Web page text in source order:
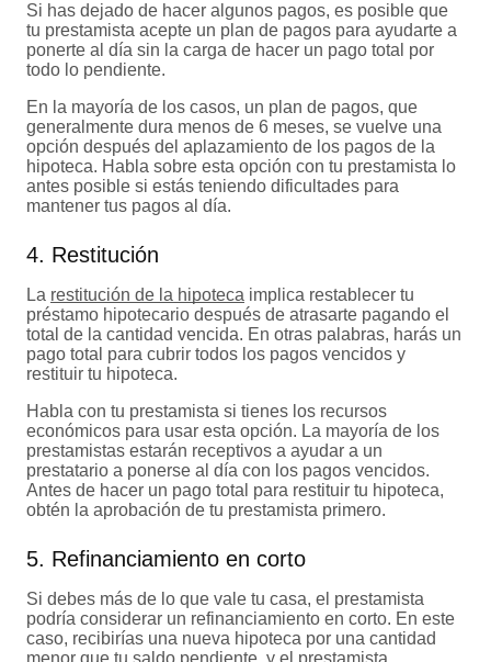
Si has dejado de hacer algunos pagos, es posible que
tu prestamista acepte un plan de pagos para ayudarte a
ponerte al día sin la carga de hacer un pago total por
todo lo pendiente.
En la mayoría de los casos, un plan de pagos, que
generalmente dura menos de 6 meses, se vuelve una
opción después del aplazamiento de los pagos de la
hipoteca. Habla sobre esta opción con tu prestamista lo
antes posible si estás teniendo dificultades para
mantener tus pagos al día.
4. Restitución
La restitución de la hipoteca implica restablecer tu
préstamo hipotecario después de atrasarte pagando el
total de la cantidad vencida. En otras palabras, harás un
pago total para cubrir todos los pagos vencidos y
restituir tu hipoteca.
Habla con tu prestamista si tienes los recursos
económicos para usar esta opción. La mayoría de los
prestamistas estarán receptivos a ayudar a un
prestatario a ponerse al día con los pagos vencidos.
Antes de hacer un pago total para restituir tu hipoteca,
obtén la aprobación de tu prestamista primero.
5. Refinanciamiento en corto
Si debes más de lo que vale tu casa, el prestamista
podría considerar un refinanciamiento en corto. En este
caso, recibirías una nueva hipoteca por una cantidad